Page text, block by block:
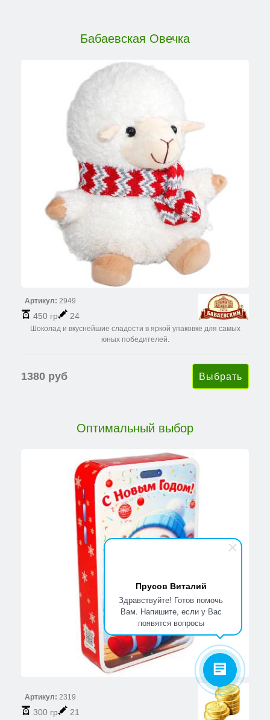
Прусов Виталий
Здравствуйте! Готов помочь
Вам. Напишите, если у Вас
появятся вопросы
Бабаевская Овечка
Артикул: 2949
450 гр 24
Шоколад и вкуснейшие сладости в яркой упаковке для самых
юных победителей.
1380 руб
Оптимальный выбор
Артикул: 2319
300 гр 21